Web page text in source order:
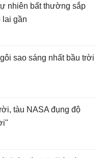
nhiên bất thường sắp
lai gần
sao sáng nhất bầu trời
tàu NASA đụng độ